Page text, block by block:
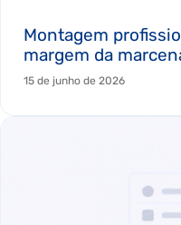
Montagem
margem da
15 de junho de 2026